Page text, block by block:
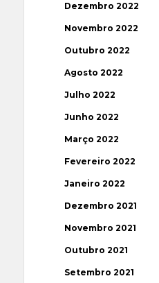
Dezembro 2022
Novembro 2022
Outubro 2022
Agosto 2022
Julho 2022
Junho 2022
Março 2022
Fevereiro 2022
Janeiro 2022
Dezembro 2021
Novembro 2021
Outubro 2021
Setembro 2021